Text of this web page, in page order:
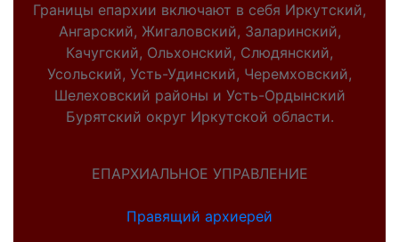
Границы епархии включают в себя Иркутский,
Ангарский, Жигаловский, Заларинский,
Качугский, Ольхонский, Слюдянский,
Усольский, Усть-Удинский, Черемховский,
Шелеховский районы и Усть-Ордынский
Бурятский округ Иркутской области.
ЕПАРХИАЛЬНОЕ УПРАВЛЕНИЕ
Правящий архиерей